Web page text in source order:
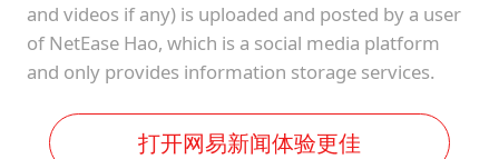
and videos if any) is uploaded and posted by a user
of NetEase Hao, which is a social media platform
and only provides information storage services.
打开网易新闻体验更佳